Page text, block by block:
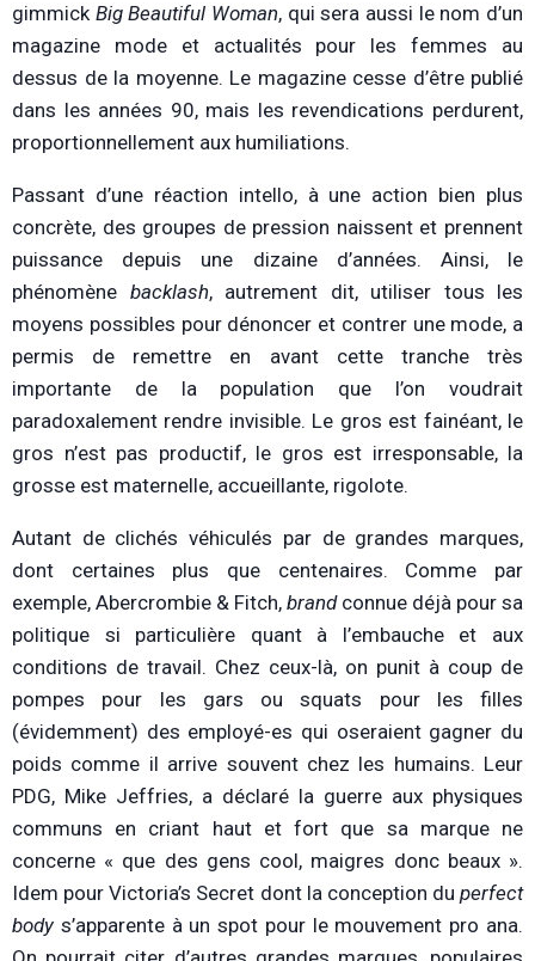
gimmick Big Beautiful Woman, qui sera aussi le nom d’un
magazine mode et actualités pour les femmes au
dessus de la moyenne. Le magazine cesse d’être publié
dans les années 90, mais les revendications perdurent,
proportionnellement aux humiliations.
Passant d’une réaction intello, à une action bien plus
concrète, des groupes de pression naissent et prennent
puissance depuis une dizaine d’années. Ainsi, le
phénomène backlash, autrement dit, utiliser tous les
moyens possibles pour dénoncer et contrer une mode, a
permis de remettre en avant cette tranche très
importante de la population que l’on voudrait
paradoxalement rendre invisible. Le gros est fainéant, le
gros n’est pas productif, le gros est irresponsable, la
grosse est maternelle, accueillante, rigolote.
Autant de clichés véhiculés par de grandes marques,
dont certaines plus que centenaires. Comme par
exemple, Abercrombie & Fitch, brandconnue déjà pour sa
politique si particulière quant à l’embauche et aux
conditions de travail. Chez ceux-là, on punit à coup de
pompes pour les gars ou squats pour les filles
(évidemment) des employé-es qui oseraient gagner du
poids comme il arrive souvent chez les humains. Leur
PDG, Mike Jeffries, a déclaré la guerre aux physiques
communs en criant haut et fort que sa marque ne
concerne « que des gens cool, maigres donc beaux ».
Idem pour Victoria’s Secret dont la conception du perfect
body s’apparente à un spot pour le mouvement pro ana.